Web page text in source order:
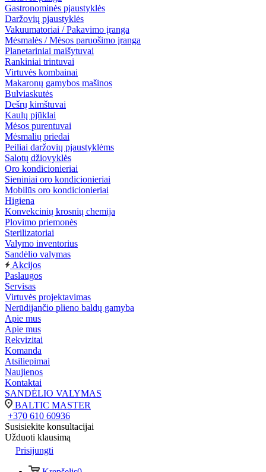
Gastronominės pjaustyklės
Daržovių pjaustyklės
Vakuumatoriai / Pakavimo įranga
Mėsmalės / Mėsos paruošimo įranga
Planetariniai maišytuvai
Rankiniai trintuvai
Virtuvės kombainai
Makaronų gamybos mašinos
Bulviaskutės
Dešrų kimštuvai
Kaulų pjūklai
Mėsos purentuvai
Mėsmalių priedai
Peiliai daržovių pjaustyklėms
Salotų džiovyklės
Oro kondicionieriai
Sieniniai oro kondicionieriai
Mobilūs oro kondicionieriai
Higiena
Konvekcinių krosnių chemija
Plovimo priemonės
Sterilizatoriai
Valymo inventorius
Sandėlio valymas
Akcijos
Paslaugos
Servisas
Virtuvės projektavimas
Nerūdijančio plieno baldų gamyba
Apie mus
Apie mus
Rekvizitai
Komanda
Atsiliepimai
Naujienos
Kontaktai
SANDĖLIO VALYMAS
BALTIC MASTER
+370 610 60936
Susisiekite konsultacijai
Užduoti klausimą
Prisijungti